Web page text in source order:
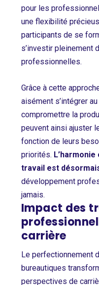
pour les
une flexibilité
participants de se
s’investir pleinement
professionnelles.
Grâce à cette
aisément s’intégrer
compromettre la
peuvent ainsi ajuster
fonction de leurs
priorités.
travail est
développement
jamais.
Impact des
carrière
Le perfectionnement
bureautiques
perspectives de